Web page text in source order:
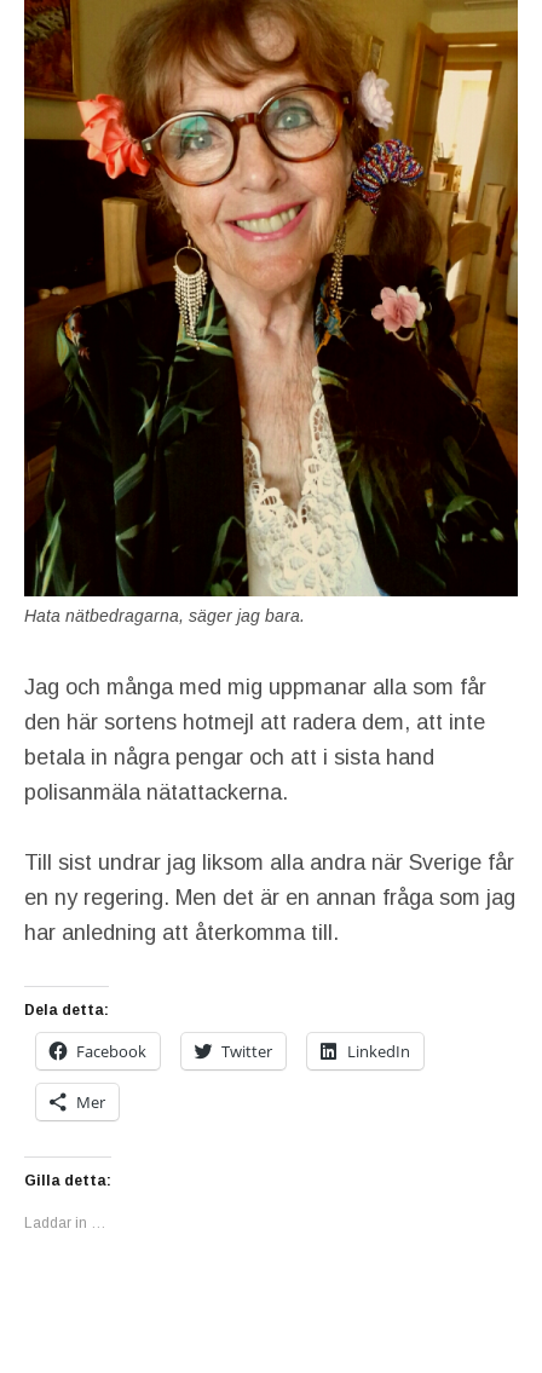
Hata nätbedragarna, säger jag bara.
Jag och många med mig uppmanar alla som får
den här sortens hotmejl att radera dem, att inte
betala in några pengar och att i sista hand
polisanmäla nätattackerna.
Till sist undrar jag liksom alla andra när Sverige får
en ny regering. Men det är en annan fråga som jag
har anledning att återkomma till.
Dela detta:
Facebook Twitter LinkedIn
Mer
Gilla detta:
Laddar in …